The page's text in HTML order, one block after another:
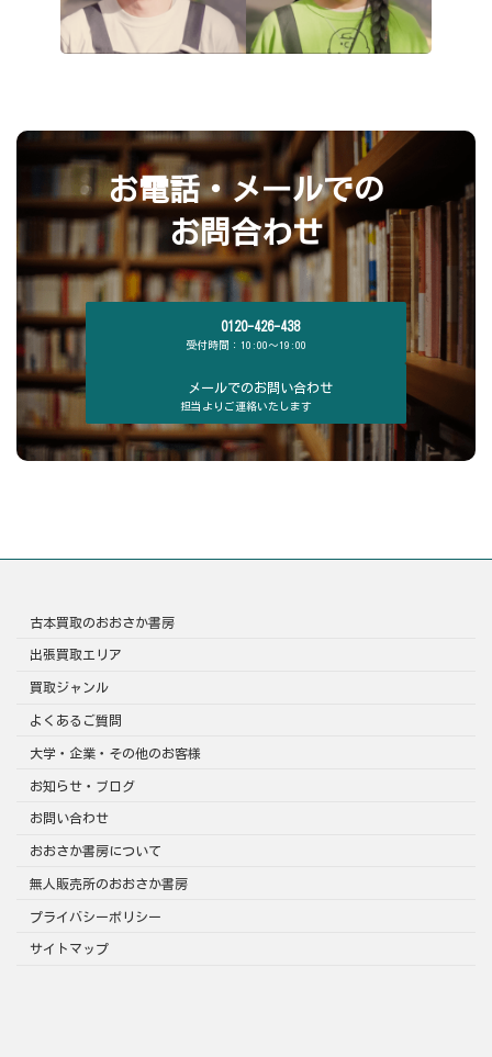
お電話・メールでの
お問合わせ
0120-426-438
受付時間：10:00～19:00
メールでのお問い合わせ
担当よりご連絡いたします
古本買取のおおさか書房
出張買取エリア
買取ジャンル
よくあるご質問
大学・企業・その他のお客様
お知らせ・ブログ
お問い合わせ
おおさか書房について
無人販売所のおおさか書房
プライバシーポリシー
サイトマップ